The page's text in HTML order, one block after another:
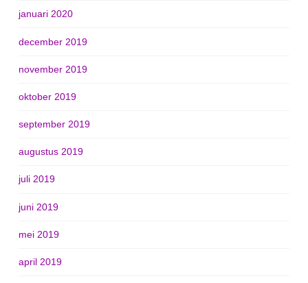
januari 2020
december 2019
november 2019
oktober 2019
september 2019
augustus 2019
juli 2019
juni 2019
mei 2019
april 2019